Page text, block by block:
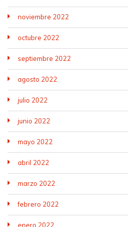
noviembre 2022
octubre 2022
septiembre 2022
agosto 2022
julio 2022
junio 2022
mayo 2022
abril 2022
marzo 2022
febrero 2022
enero 2022